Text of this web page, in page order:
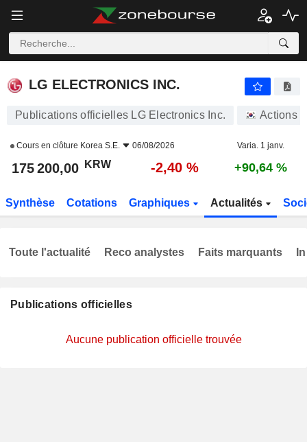
LG ELECTRONICS INC.
LG ELECTRONICS INC.
Publications officielles LG Electronics Inc. Actions
Cours en clôture Korea S.E. 06/08/2026 Varia. 1 janv.
175 200,00 KRW -2,40 % +90,64 %
Synthèse Cotations Graphiques Actualités
Publications officielles
Aucune publication officielle trouvée
Toute l'actualité Reco analystes Faits marquants